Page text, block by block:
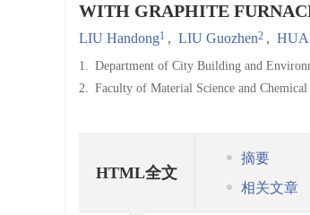
WITH GRAPHITE
LIU Handong1 , LIU Guozhen2 ,
1. Department of City Building and
2. Faculty of Material Science and
HTML全文
摘要
相关文章